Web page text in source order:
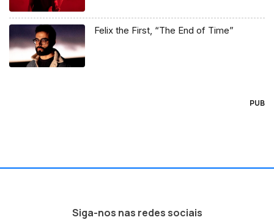
Felix the First, “The End of Time”
PUB
Siga-nos nas redes sociais